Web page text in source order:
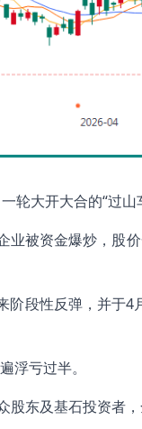
大开大合的“过山
业被资金爆炒，股
段性反弹，并于
浮亏过半。
东及基石投资者，